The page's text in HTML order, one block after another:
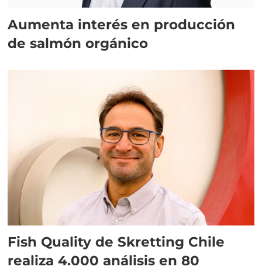
Aumenta interés en producción
de salmón orgánico
Fish Quality de Skretting Chile
realiza 4.000 análisis en 80